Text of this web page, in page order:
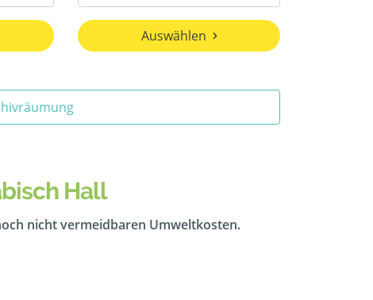
Auswählen
Hall
nicht vermeidbaren Umweltkosten.